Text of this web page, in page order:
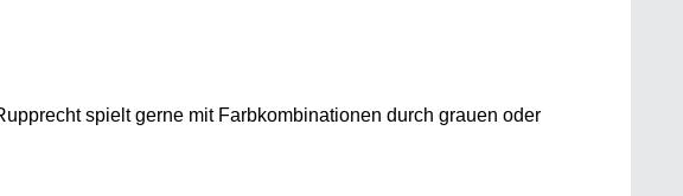
spielt gerne mit Farbkombinationen durch grauen oder